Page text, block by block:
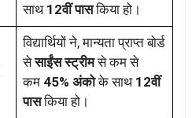
साथ 12वीं पासकिया हो।
विद्यार्थियों ने, मान्यता प्राप्त बोर्ड
सेसाईंस स्ट्रीमसे कम से
कम 45% अंकोके साथ 12वीं
पासकिया हो।